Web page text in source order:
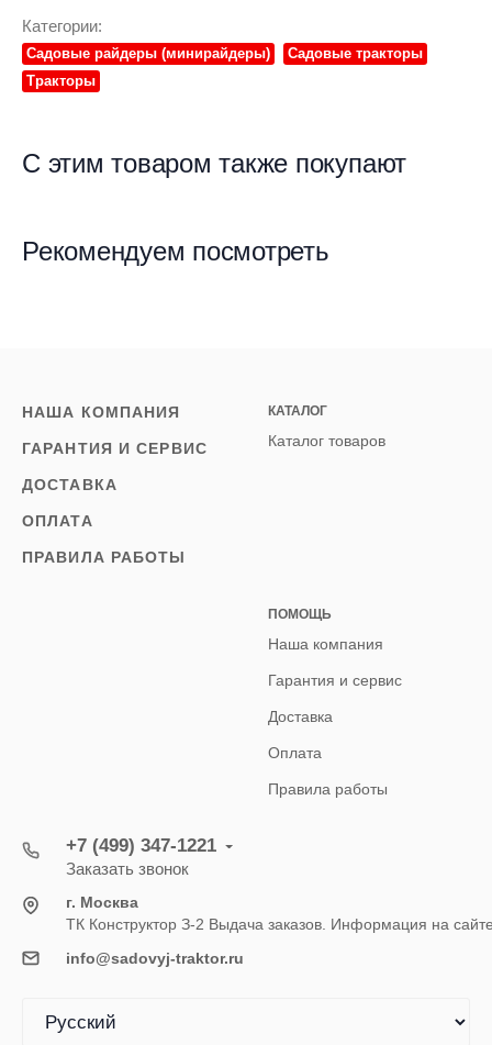
Категории:
Садовые райдеры (минирайдеры)
Садовые тракторы
Тракторы
С этим товаром также покупают
Рекомендуем посмотреть
НАША КОМПАНИЯ
ГАРАНТИЯ И СЕРВИС
ДОСТАВКА
ОПЛАТА
ПРАВИЛА РАБОТЫ
КАТАЛОГ
Каталог товаров
ПОМОЩЬ
Наша компания
Гарантия и сервис
Доставка
Оплата
Правила работы
+7 (499) 347-1221
Заказать звонок
г. Москва
ТК Конструктор З-2 Выдача заказов. Информация на
info@sadovyj-traktor.ru